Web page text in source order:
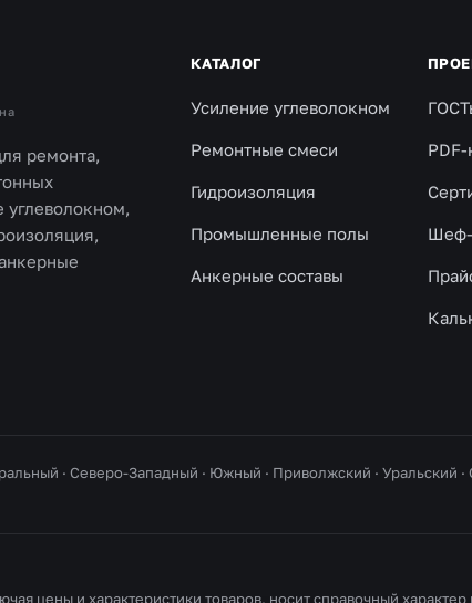
ремонта,
углеволокном,
КАТАЛОГ
Усиление углеволокном
Ремонтные смеси
Гидроизоляция
Промышленные полы
Анкерные составы
PDF-
· Северо-Западный · Южный · Приволжский ·
цены и характеристики товаров, носит справочный